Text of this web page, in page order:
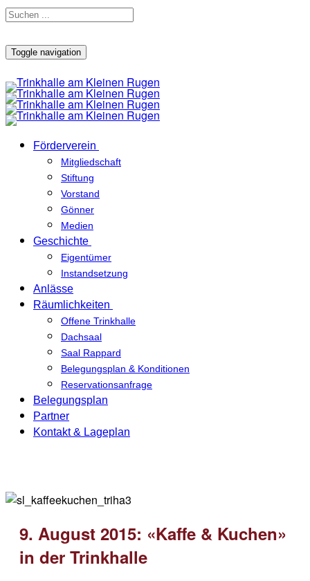
Toggle navigation
Förderverein
Mitgliedschaft
Stiftung
Vorstand
Gönner
Medien
Geschichte
Eigentümer
Instandsetzung
Anlässe
Räumlichkeiten
Offene Trinkhalle
Dachsaal
Saal Rappard
Belegungsplan & Konditionen
Reservationsanfrage
Belegungsplan
Partner
Kontakt & Lageplan
9. August 2015: «Kaffe & Kuchen»
in der Trinkhalle